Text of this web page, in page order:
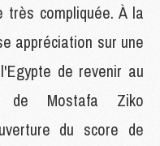
très compliquée. À la
appréciation sur une
de revenir au
de Mostafa Ziko
du score de